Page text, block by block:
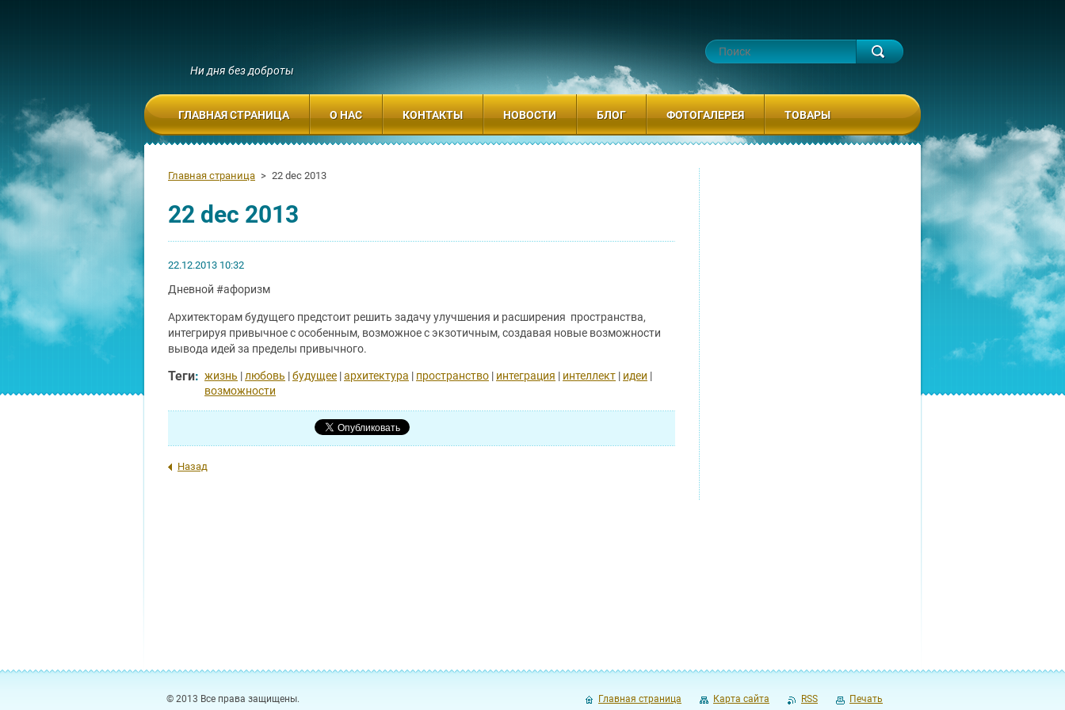
Ни дня без доброты
Главная страница > 22 dec 2013
22 dec 2013
22.12.2013 10:32
Дневной #афоризм
Архитекторам будущего предстоит решить задачу улучшения и расширения пространства,
интегрируя привычное с особенным, возможное с экзотичным, создавая новые возможности
вывода идей за пределы привычного.
Теги: жизнь |любовь |будущее |архитектура | пространство | интеграция | интеллект | идеи |
возможности
Назад
ГЛАВНАЯ СТРАНИЦА О НАС КОНТАКТЫ НОВОСТИ БЛОГ ФОТОГАЛЕРЕЯ ТОВАРЫ
© 2013 Все права защищены. Главная страница Карта сайта RSS Печать